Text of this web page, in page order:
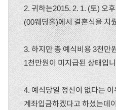
2. 귀하는2015. 2. 1. (토) 오
(00웨딩홀)에서 결혼식을 치
3. 하지만 총 예식비용 3천만
1천만원이 미지급된 상태입
4. 예식당일 정신이 없다는
계좌입금하겠다고 하셨는데